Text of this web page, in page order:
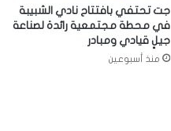
جت تحتفي بافتتاح نادي الشبيبة
في محطة مجتمعية رائدة لصناعة
جيلٍ قيادي ومبادر
منذ أسبوعين